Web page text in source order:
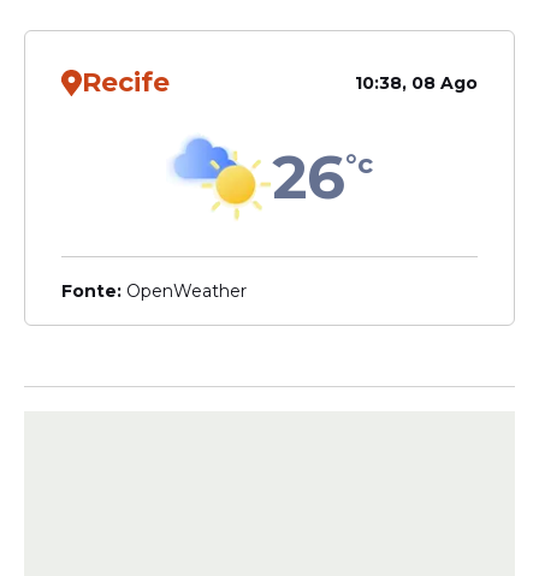
"O simpósio daFMOlevou mais de 300
praticamente lotado. Foi um sucesso. Uma
Recife 10:38, 08 Ago
26°c
Fonte: OpenWeather